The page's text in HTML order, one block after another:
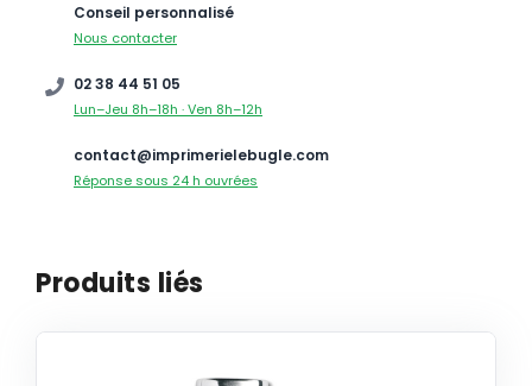
Conseil personnalisé
Nous contacter
02 38 44 51 05
Lun–Jeu 8h–18h · Ven 8h–12h
contact@imprimerielebugle.com
Réponse sous 24 h ouvrées
Produits liés